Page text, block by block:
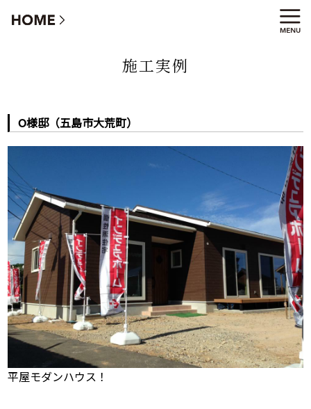
O様邸（五島市大荒町）
施工実例
O様邸（五島市大荒町）
平屋モダンハウス！